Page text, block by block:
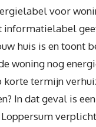
voor
informatielabel
huis is en toont
woning nog
korte termijn
In dat geval is